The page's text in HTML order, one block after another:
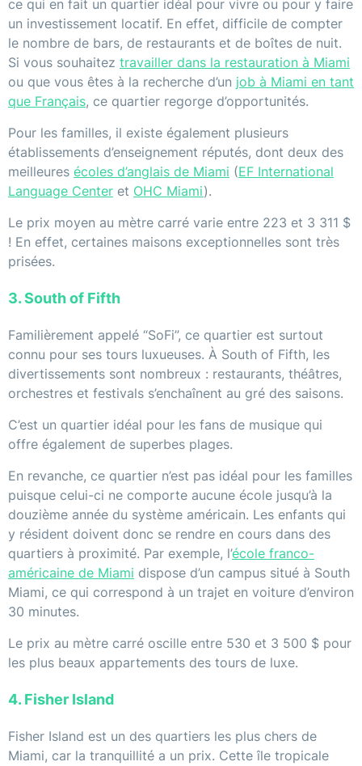
ce qui en fait un quartier idéal pour vivre ou pour y faire
un investissement locatif. En effet, difficile de compter
le nombre de bars, de restaurants et de boîtes de nuit.
Si vous souhaitez travailler dans la restauration à Miami
ou que vous êtes à la recherche d’un job à Miami en tant
que Français, ce quartier regorge d’opportunités.
Pour les familles, il existe également plusieurs
établissements d’enseignement réputés, dont deux des
meilleures écoles d’anglais de Miami (EF International
Language Center et OHC Miami).
Le prix moyen au mètre carré varie entre 223 et 3 311 $
! En effet, certaines maisons exceptionnelles sont très
prisées.
3. South of Fifth
Familièrement appelé “SoFi”, ce quartier est surtout
connu pour ses tours luxueuses. À South of Fifth, les
divertissements sont nombreux : restaurants, théâtres,
orchestres et festivals s’enchaînent au gré des saisons.
C’est un quartier idéal pour les fans de musique qui
offre également de superbes plages.
En revanche, ce quartier n’est pas idéal pour les familles
puisque celui-ci ne comporte aucune école jusqu’à la
douzième année du système américain. Les enfants qui
y résident doivent donc se rendre en cours dans des
quartiers à proximité. Par exemple, l’école franco-
américaine de Miami dispose d’un campus situé à South
Miami, ce qui correspond à un trajet en voiture d’environ
30 minutes.
Le prix au mètre carré oscille entre 530 et 3 500 $ pour
les plus beaux appartements des tours de luxe.
4. Fisher Island
Fisher Island est un des quartiers les plus chers de
Miami, car la tranquillité a un prix. Cette île tropicale